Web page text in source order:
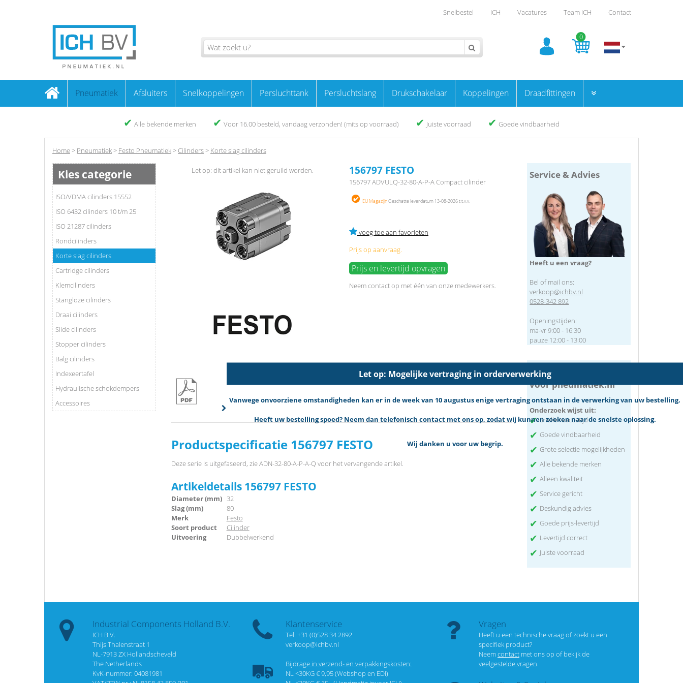
Snelbestel ICH Vacatures Team ICH Contact
0
Pneumatiek Afsluiters Snelkoppelingen Persluchttank Persluchtslang Drukschakelaar Koppelingen Draadfittingen
✔ Alle bekende merken ✔ Voor 16.00 besteld, vandaag verzonden! (mits op voorraad) ✔ Juiste voorraad ✔ Goede vindbaarheid
Let op: Mogelijke vertraging in orderverwerking
Vanwege onvoorziene omstandigheden kan er in de week van 10 augustus enige vertraging ontstaan in de verwerking van uw bestelling.
Heeft uw bestelling spoed? Neem dan telefonisch contact met ons op, zodat wij kunnen zoeken naar de snelste oplossing.
Wij danken u voor uw begrip.
Home> Pneumatiek> Festo Pneumatiek> Cilinders> Korte slag cilinders
Kies categorie
ISO/VDMA cilinders 15552
ISO 6432 cilinders 10 t/m 25
ISO 21287 cilinders
Rondcilinders
Korte slag cilinders
Cartridge cilinders
Klemcilinders
Stangloze cilinders
Draai cilinders
Slide cilinders
Stopper cilinders
Balg cilinders
Indexeertafel
Hydraulische schokdempers
Accessoires
Let op: dit artikel kan niet geruild worden. 156797 FESTO
156797 ADVULQ-32-80-A-P-A Compact cilinder
EU MagazijnGeschatte leverdatum 13-08-2026 t.t.v.v.
voeg toe aan favorieten
Prijs op aanvraag.
Prijs en levertijd opvragen
Neemcontactop met één van onze medewerkers.
Productspecificatie 156797 FESTO
Deze serie is uitgefaseerd, zie ADN-32-80-A-P-A-Q voor het vervangende artikel.
Artikeldetails 156797 FESTO
Diameter (mm) 32
Slag (mm)
80
Merk
Festo
Soort product
Cilinder
Uitvoering
Dubbelwerkend
Service & Advies
Heeft u een vraag?
Bel of mail ons:
verkoop@ichbv.nl
0528-342 892
Openingstijden:
ma-vr 9:00 - 16:30
pauze 12:00 - 13:00
Waarom kiest de klant
voor pneumatiek.nl
Onderzoek wijst uit:
✔ Snelle reactietijd
✔ Goede vindbaarheid
✔ Grote selectie mogelijkheden
✔ Alle bekende merken
✔ Alleen kwaliteit
✔ Service gericht
✔ Deskundig advies
✔ Goede prijs-levertijd
✔ Levertijd correct
✔ Juiste voorraad
Industrial Components Holland B.V.
ICH B.V.
Thijs Thalenstraat 1
NL-7913 ZX Hollandscheveld
The Netherlands
KvK-nummer: 04081981
Klantenservice
Tel. +31 (0)528 34 2892
verkoop@ichbv.nl
Bijdrage in verzend- en verpakkingskosten:
NL <30KG € 9,95 (Webshop en EDI)
Vragen
Heeft u een technische vraag of zoekt u een
specifiek product?
Neemcontact met ons op of bekijk de
veelgestelde vragen.